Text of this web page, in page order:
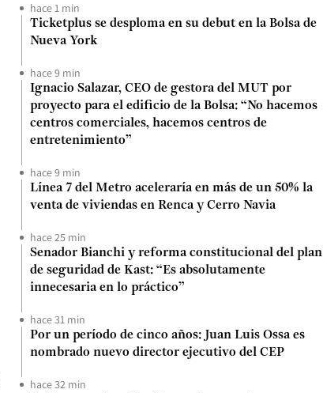
hace 1 min
Ticketplus se desploma en su debut en la Bolsa de
Nueva York
hace 9 min
Ignacio Salazar, CEO de gestora del MUT por
proyecto para el edificio de la Bolsa: “No hacemos
centros comerciales, hacemos centros de
entretenimiento”
hace 9 min
Línea 7 del Metro aceleraría en más de un 50% la
venta de viviendas en Renca y Cerro Navia
hace 25 min
Senador Bianchi y reforma constitucional del plan
de seguridad de Kast: “Es absolutamente
innecesaria en lo práctico”
hace 31 min
Por un período de cinco años: Juan Luis Ossa es
nombrado nuevo director ejecutivo del CEP
hace 32 min